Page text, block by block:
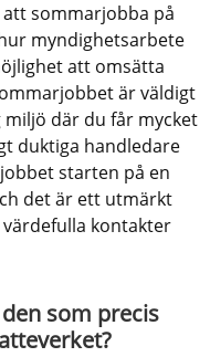
att sommarjobba på
myndighetsarbete
att omsätta
är väldigt
där du får mycket
duktiga handledare
starten på en
det är ett utmärkt
kontakter
som precis